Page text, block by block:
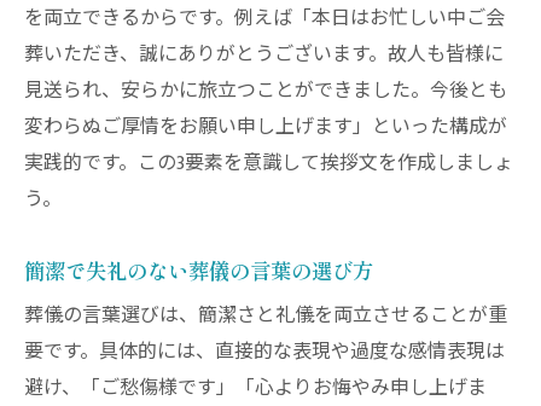
を両立できるからです。例えば「本日はお忙しい中ご会
葬いただき、誠にありがとうございます。故人も皆様に
見送られ、安らかに旅立つことができました。今後とも
変わらぬご厚情をお願い申し上げます」といった構成が
実践的です。この3要素を意識して挨拶文を作成しましょ
う。
簡潔で失礼のない葬儀の言葉の選び方
葬儀の言葉選びは、簡潔さと礼儀を両立させることが重
要です。具体的には、直接的な表現や過度な感情表現は
避け、「ご愁傷様です」「心よりお悔やみ申し上げま